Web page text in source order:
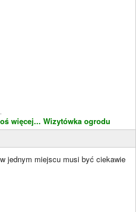
więcej... Wizytówka ogrodu
jednym miejscu musi być ciekawie